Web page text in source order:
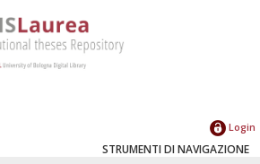
Login
STRUMENTI DI NAVIGAZIONE